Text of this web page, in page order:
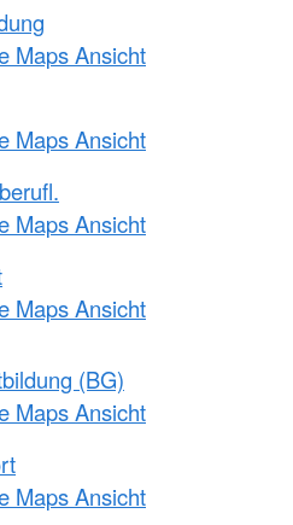
Maps Ansicht
Maps Ansicht
Maps Ansicht
Maps Ansicht
(BG)
Maps Ansicht
Maps Ansicht